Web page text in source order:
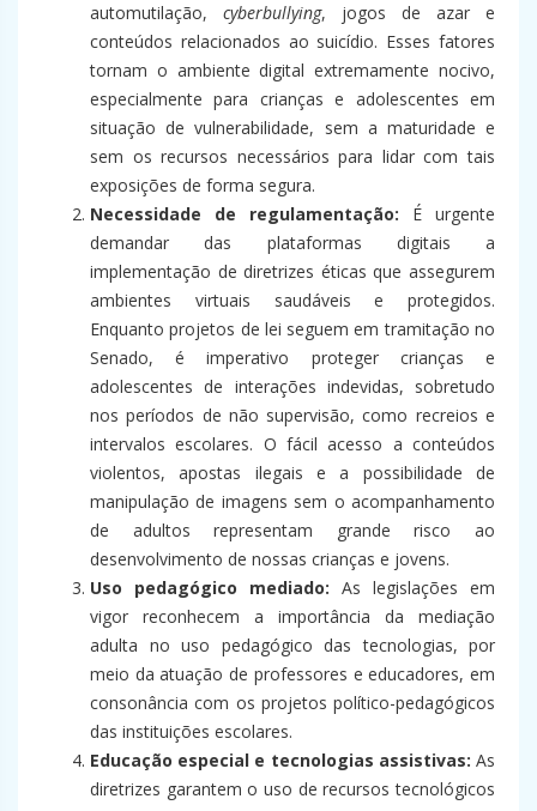
automutilação, cyberbullying, jogos de azar e
conteúdos relacionados ao suicídio. Esses fatores
tornam o ambiente digital extremamente nocivo,
especialmente para crianças e adolescentes em
situação de vulnerabilidade, sem a maturidade e
sem os recursos necessários para lidar com tais
exposições de forma segura.
Necessidade de regulamentação: É urgente
demandar das plataformas digitais a
implementação de diretrizes éticas que assegurem
ambientes virtuais saudáveis e protegidos.
Enquanto projetos de lei seguem em tramitação no
Senado, é imperativo proteger crianças e
adolescentes de interações indevidas, sobretudo
nos períodos de não supervisão, como recreios e
intervalos escolares. O fácil acesso a conteúdos
violentos, apostas ilegais e a possibilidade de
manipulação de imagens sem o acompanhamento
de adultos representam grande risco ao
desenvolvimento de nossas crianças e jovens.
Uso pedagógico mediado: As legislações em
vigor reconhecem a importância da mediação
adulta no uso pedagógico das tecnologias, por
meio da atuação de professores e educadores, em
consonância com os projetos político-pedagógicos
das instituições escolares.
Educação especial e tecnologias assistivas: As
diretrizes garantem o uso de recursos tecnológicos